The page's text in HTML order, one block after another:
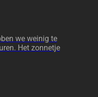
we weinig te
Het zonnetje